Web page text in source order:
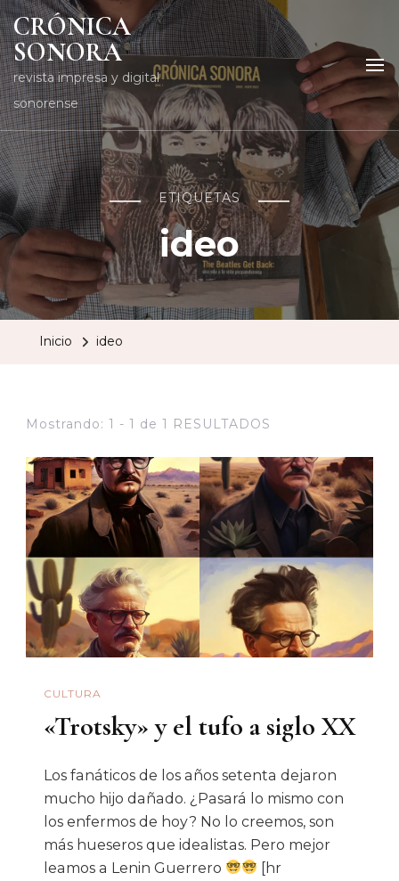
CRÓNICA
SONORA
revista impresa y digital
sonorense
ETIQUETAS
ideo
Inicio ideo
Mostrando: 1 - 1 de 1 RESULTADOS
CULTURA
«Trotsky» y el tufo a siglo XX
Los fanáticos de los años setenta dejaron
mucho hijo dañado. ¿Pasará lo mismo con
los enfermos de hoy? No lo creemos, son
más hueseros que idealistas. Pero mejor
leamos a Lenin Guerrero
[hr